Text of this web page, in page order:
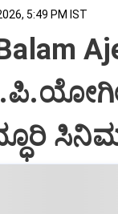
5:49 PM IST